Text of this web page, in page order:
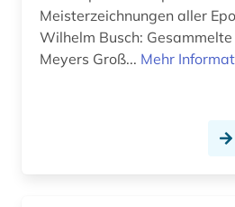
anthologie (15)
anthony trollope (1)
Hamburg (1)
Irland (1)
Italien (9)
Meisterzeichnungen aller
Wilhelm Busch:
Meyers Groß... Mehr